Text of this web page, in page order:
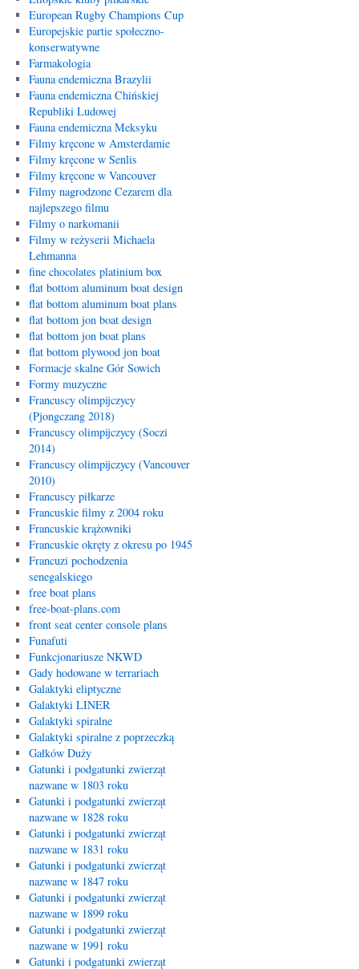
European Rugby Champions Cup
Europejskie partie społeczno-
konserwatywne
Farmakologia
Fauna endemiczna Brazylii
Fauna endemiczna Chińskiej
Republiki Ludowej
Fauna endemiczna Meksyku
Filmy kręcone w Amsterdamie
Filmy kręcone w Senlis
Filmy kręcone w Vancouver
Filmy nagrodzone Cezarem dla
najlepszego filmu
Filmy o narkomanii
Filmy w reżyserii Michaela
Lehmanna
fine chocolates platinium box
flat bottom aluminum boat design
flat bottom aluminum boat plans
flat bottom jon boat design
flat bottom jon boat plans
flat bottom plywood jon boat
Formacje skalne Gór Sowich
Formy muzyczne
Francuscy olimpijczycy
(Pjongczang 2018)
Francuscy olimpijczycy (Soczi
2014)
Francuscy olimpijczycy (Vancouver
2010)
Francuscy piłkarze
Francuskie filmy z 2004 roku
Francuskie krążowniki
Francuskie okręty z okresu po 1945
Francuzi pochodzenia
senegalskiego
free boat plans
free-boat-plans.com
front seat center console plans
Funafuti
Funkcjonariusze NKWD
Gady hodowane w terrariach
Galaktyki eliptyczne
Galaktyki LINER
Galaktyki spiralne
Galaktyki spiralne z poprzeczką
Gałków Duży
Gatunki i podgatunki zwierząt
nazwane w 1803 roku
Gatunki i podgatunki zwierząt
nazwane w 1828 roku
Gatunki i podgatunki zwierząt
nazwane w 1831 roku
Gatunki i podgatunki zwierząt
nazwane w 1847 roku
Gatunki i podgatunki zwierząt
nazwane w 1899 roku
Gatunki i podgatunki zwierząt
nazwane w 1991 roku
Gatunki i podgatunki zwierząt